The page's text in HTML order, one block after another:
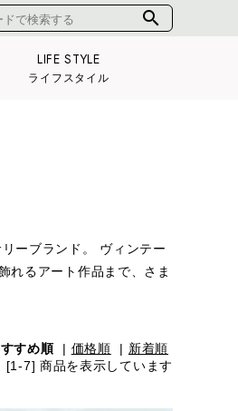
search
LIFE STYLE
ライフスタイル
ーブランド。 ヴィンテー
れるアート作品まで、さま
すめ順 | 価格順 | 新着順
[1-7] 商品を表示しています